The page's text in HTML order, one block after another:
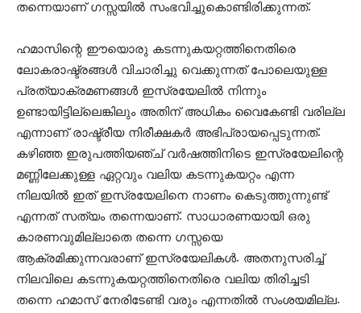
തന്നെയാണ് ഗസ്സയില്‍ സംഭവിച്ചുകൊണ്ടിരിക്കുന്നത്.
ഹമാസിന്റെ ഈയൊരു കടന്നുകയറ്റത്തിനെതിരെ
ലോകരാഷ്ട്രങ്ങള്‍ വിചാരിച്ചു വെക്കുന്നത് പോലെയുള്ള
പ്രത്യാക്രമണങ്ങള്‍ ഇസ്രയേലില്‍ നിന്നും
ഉണ്ടായിട്ടില്ലെങ്കിലും അതിന് അധികം വൈകേണ്ടി വരില്ല
എന്നാണ് രാഷ്ട്രീയ നിരീക്ഷകര്‍ അഭിപ്രായപ്പെടുന്നത്.
കഴിഞ്ഞ ഇരുപത്തിയഞ്ച് വര്‍ഷത്തിനിടെ ഇസ്രയേലിന്റെ
മണ്ണിലേക്കുള്ള ഏറ്റവും വലിയ കടന്നുകയറ്റം എന്ന
നിലയില്‍ ഇത് ഇസ്രയേലിനെ നാണം കെടുത്തുന്നുണ്ട്
എന്നത് സത്യം തന്നെയാണ്. സാധാരണയായി ഒരു
കാരണവുമില്ലാതെ തന്നെ ഗസ്സയെ
ആക്രമിക്കുന്നവരാണ് ഇസ്രയേലികള്‍. അതനുസരിച്ച്
നിലവിലെ കടന്നുകയറ്റത്തിനെതിരെ വലിയ തിരിച്ചടി
തന്നെ ഹമാസ് നേരിടേണ്ടി വരും എന്നതില്‍ സംശയമില്ല.